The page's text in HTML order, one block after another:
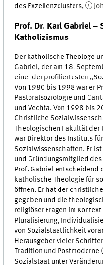
des Exzellenzclusters,
Prof. Dr. Karl Gabriel –
Katholizismus
Der katholische Theologe
Gabriel, der am 18.
einer der profiliertesten
Von 1980 bis 1998 war er
Pastoralsoziologie und
und Vechta. Von 1998 bis
Christliche
Theologischen Fakultät der
war Direktor des Instituts
Sozialwissenschaften. Er
und Gründungsmitglied des
Prof. Gabriel entscheidend
katholische Theologie für
öffnen. Er hat der
gegeben und die
religiöser Fragen im
Pluralisierung,
von Sozialstaatlichkeit
Herausgeber vieler
Tradition und Postmoderne
Sozialstaat unter